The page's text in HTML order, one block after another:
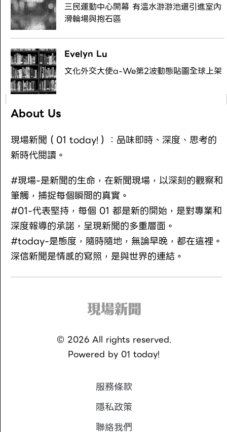
三民運動中心開幕 有溫水游游池還引進室內
滑輪場與抱石區
Evelyn Lu
文化外交大使a-We第2波動態貼圖全球上架
About Us
現場新聞（01 today!）：品味即時、深度、思考的
新時代閱讀。
#現場-是新聞的生命，在新聞現場，以深刻的觀察和
筆觸，捕捉每個瞬間的真實。
#01-代表堅持，每個 01 都是新的開始，是對專業和
深度報導的承諾，呈現新聞的多重層面。
#today-是態度，隨時隨地，無論早晚，都在這裡。
深信新聞是情感的寫照，是與世界的連結。
© 2026All rights reserved.
Powered by 01 today!
服務條款
隱私政策
聯絡我們